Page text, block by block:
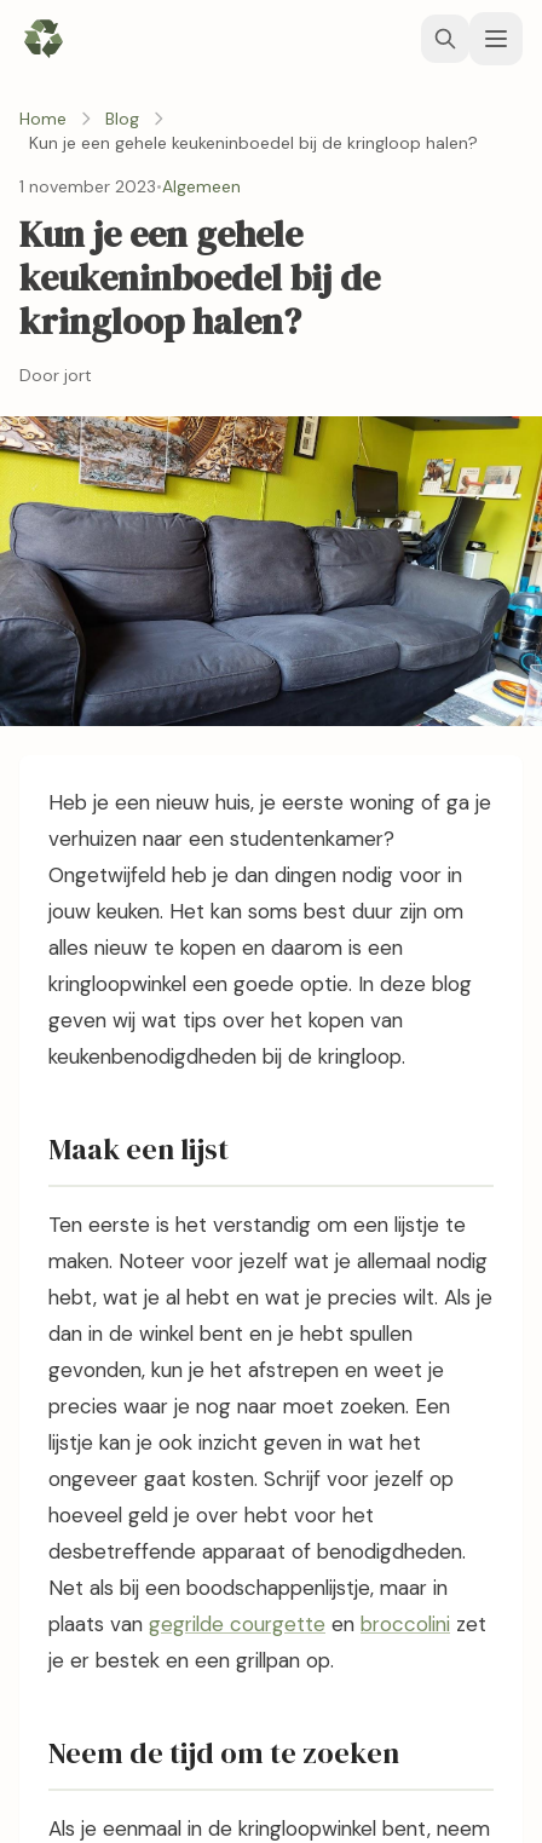
Home
Blog
Kun je een gehele keukeninboedel bij de kringloop halen?
1 november 2023•Algemeen
Kun je een gehele
keukeninboedel bij de
kringloop halen?
Door jort
Heb je een nieuw huis, je eerste woning of ga je
verhuizen naar een studentenkamer?
Ongetwijfeld heb je dan dingen nodig voor in
jouw keuken. Het kan soms best duur zijn om
alles nieuw te kopen en daarom is een
kringloopwinkel een goede optie. In deze blog
geven wij wat tips over het kopen van
keukenbenodigdheden bij de kringloop.
Maak een lijst
Ten eerste is het verstandig om een lijstje te
maken. Noteer voor jezelf wat je allemaal nodig
hebt, wat je al hebt en wat je precies wilt. Als je
dan in de winkel bent en je hebt spullen
gevonden, kun je het afstrepen en weet je
precies waar je nog naar moet zoeken. Een
lijstje kan je ook inzicht geven in wat het
ongeveer gaat kosten. Schrijf voor jezelf op
hoeveel geld je over hebt voor het
desbetreffende apparaat of benodigdheden.
Net als bij een boodschappenlijstje, maar in
plaats van gegrilde courgette en broccolini zet
je er bestek en een grillpan op.
Neem de tijd om te zoeken
Als je eenmaal in de kringloopwinkel bent, neem